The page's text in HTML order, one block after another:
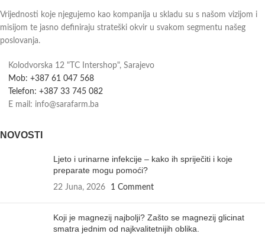
Vrijednosti koje njegujemo kao kompanija u skladu su s našom vizijom i
misijom te jasno definiraju strateški okvir u svakom segmentu našeg
poslovanja.
Kolodvorska 12 "TC Intershop", Sarajevo
Mob: +387 61 047 568
Telefon: +387 33 745 082
E mail: info@sarafarm.ba
NOVOSTI
Ljeto i urinarne infekcije – kako ih spriječiti i koje
preparate mogu pomoći?
22 Juna, 2026 1 Comment
Koji je magnezij najbolji? Zašto se magnezij glicinat
smatra jednim od najkvalitetnijih oblika.